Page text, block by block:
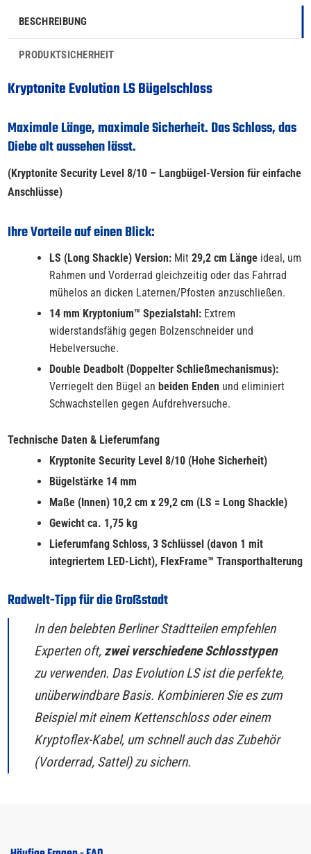
BESCHREIBUNG
PRODUKTSICHERHEIT
Kryptonite Evolution LS Bügelschloss
Maximale Länge, maximale Sicherheit. Das Schloss, das
Diebe alt aussehen lässt.
(Kryptonite Security Level 8/10 – Langbügel-Version für einfache
Anschlüsse)
Ihre Vorteile auf einen Blick:
LS (Long Shackle) Version:Mit 29,2 cm Längeideal, um
Rahmen und Vorderrad gleichzeitig oder das Fahrrad
mühelos an dicken Laternen/Pfosten anzuschließen.
14 mm Kryptonium™ Spezialstahl:Extrem
widerstandsfähig gegen Bolzenschneider und
Hebelversuche.
Double Deadbolt (Doppelter Schließmechanismus):
Verriegelt den Bügel an beiden Enden und eliminiert
Schwachstellen gegen Aufdrehversuche.
Technische Daten & Lieferumfang
Kryptonite Security Level 8/10 (Hohe Sicherheit)
Bügelstärke 14 mm
Maße (Innen) 10,2 cm x 29,2 cm (LS = Long Shackle)
Gewicht ca. 1,75 kg
Lieferumfang Schloss, 3 Schlüssel (davon 1 mit
integriertem LED-Licht), FlexFrame™ Transporthalterung
Radwelt-Tipp für die Großstadt
In den belebten Berliner Stadtteilen empfehlen
Experten oft,zwei verschiedene Schlosstypen
zu verwenden. Das Evolution LS ist die perfekte,
unüberwindbare Basis. Kombinieren Sie es zum
Beispiel mit einem Kettenschloss oder einem
Kryptoflex-Kabel, um schnell auch das Zubehör
(Vorderrad, Sattel) zu sichern.